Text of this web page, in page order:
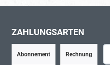
ZAHLUNGSARTEN
Abonnement Rechnung